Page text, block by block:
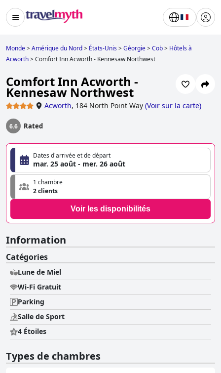
Monde>Amérique du Nord> États-Unis>Géorgie>Cob> Hôtels à
Acworth>Comfort Inn Acworth - Kennesaw Northwest
Comfort Inn Acworth -
Kennesaw Northwest
Acworth, 184 North Point Way (Voir sur la carte)
6.6 Rated
Dates d'arrivée et de départ
mar. 25 août - mer. 26 août
1 chambre
2 clients
Voir les disponibilités
Information
Catégories
Lune de Miel
Wi-Fi Gratuit
Parking
Salle de Sport
4 Étoiles
Types de chambres